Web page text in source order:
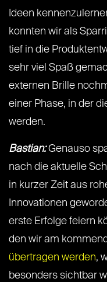
Ideen
konnten wir als
tief in die
sehr viel Spaß
externen Brille
einer Phase, in der
werden.
Bastian:Genauso
nach die aktuelle
in kurzer Zeit aus
Innovationen
erste Erfolge feiern
den wir am
übertragen werden,
besonders sichtbar